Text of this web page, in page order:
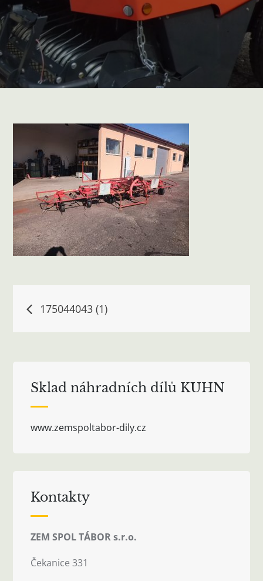
Navigace
175044043 (1)
Sklad náhradních dílů KUHN
www.zemspoltabor-dily.cz
Kontakty
ZEM SPOL TÁBOR s.r.o.
Čekanice 331